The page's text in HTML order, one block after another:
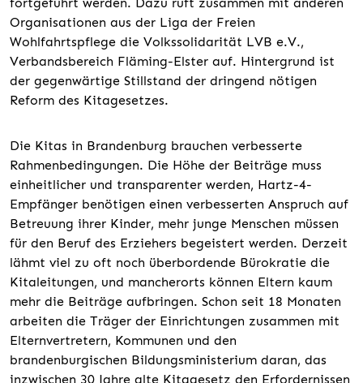
fortgeführt werden. Dazu ruft zusammen mit anderen
Organisationen aus der Liga der Freien
Wohlfahrtspflege die Volkssolidarität LVB e.V.,
Verbandsbereich Fläming-Elster auf. Hintergrund ist
der gegenwärtige Stillstand der dringend nötigen
Reform des Kitagesetzes.
Die Kitas in Brandenburg brauchen verbesserte
Rahmenbedingungen. Die Höhe der Beiträge muss
einheitlicher und transparenter werden, Hartz-4-
Empfänger benötigen einen verbesserten Anspruch auf
Betreuung ihrer Kinder, mehr junge Menschen müssen
für den Beruf des Erziehers begeistert werden. Derzeit
lähmt viel zu oft noch überbordende Bürokratie die
Kitaleitungen, und mancherorts können Eltern kaum
mehr die Beiträge aufbringen. Schon seit 18 Monaten
arbeiten die Träger der Einrichtungen zusammen mit
Elternvertretern, Kommunen und den
brandenburgischen Bildungsministerium daran, das
inzwischen 30 Jahre alte Kitagesetz den Erfordernissen